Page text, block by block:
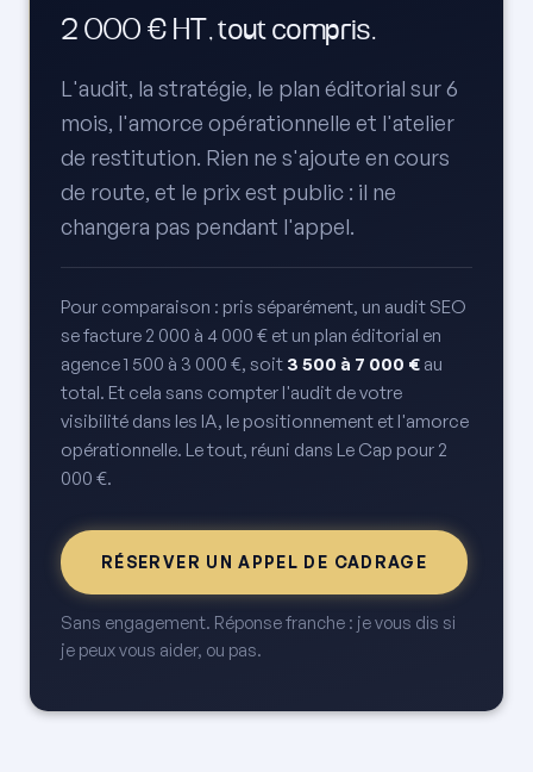
2 000 € HT, tout compris.
L'audit, la stratégie, le plan éditorial sur 6
mois, l'amorce opérationnelle et l'atelier
de restitution. Rien ne s'ajoute en cours
de route, et le prix est public : il ne
changera pas pendant l'appel.
Pour comparaison : pris séparément, un audit SEO
se facture 2 000 à 4 000 € et un plan éditorial en
agence 1 500 à 3 000 €, soit 3 500 à 7 000 € au
total. Et cela sans compter l'audit de votre
visibilité dans les IA, le positionnement et l'amorce
opérationnelle. Le tout, réuni dans Le Cap pour 2
000 €.
RÉSERVER UN APPEL DE CADRAGE
Sans engagement. Réponse franche : je vous dis si
je peux vous aider, ou pas.